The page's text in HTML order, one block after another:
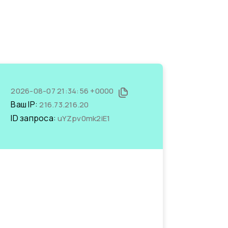
2026-08-07 21:34:56 +0000
Ваш IP:216.73.216.20
ID запроса:uYZpv0mk2iE1